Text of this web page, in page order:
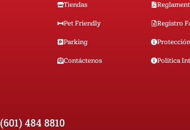
Tiendas
Pet Friendly
Parking
Contáctenos
Registro
Politica
(601) 484 8810